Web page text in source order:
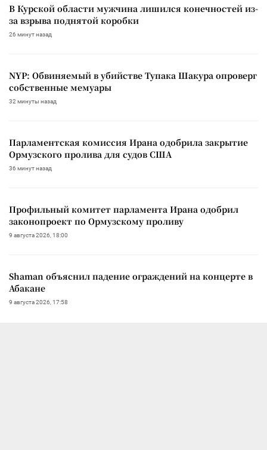
В Курской области мужчина лишился конечностей из-
за взрыва поднятой коробки
26 минут назад
NYP: Обвиняемый в убийстве Тупака Шакура опроверг
собственные мемуары
32 минуты назад
Парламентская комиссия Ирана одобрила закрытие
Ормузского пролива для судов США
36 минут назад
Профильный комитет парламента Ирана одобрил
законопроект по Ормузскому проливу
9 августа 2026, 18:00
Shaman объяснил падение ограждений на концерте в
Абакане
9 августа 2026, 17:58